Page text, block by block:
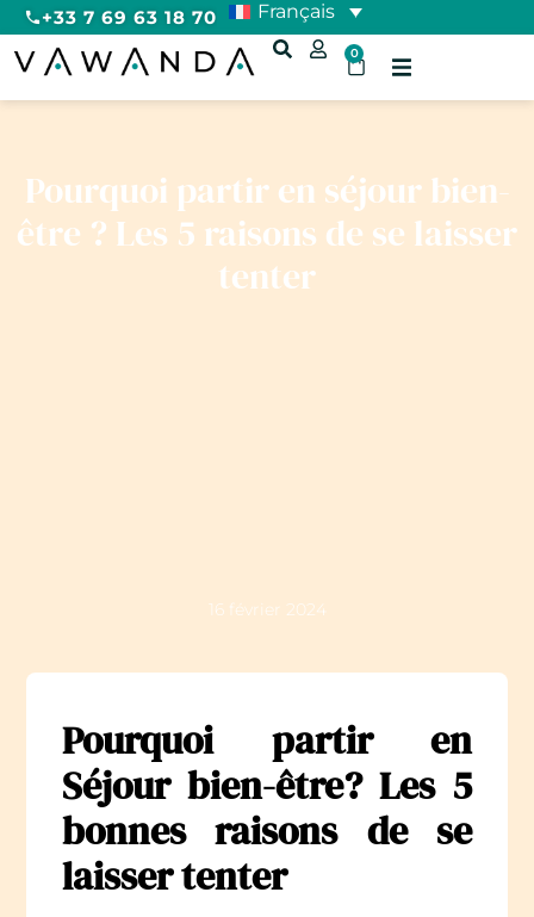
+33 7 69 63 18 70 Français
0
Pourquoi partir en séjour bien-
être ? Les 5 raisons de se laisser
tenter
16 février 2024
Pourquoi partir en
Séjour bien-être? Les 5
bonnes raisons de se
laisser tenter